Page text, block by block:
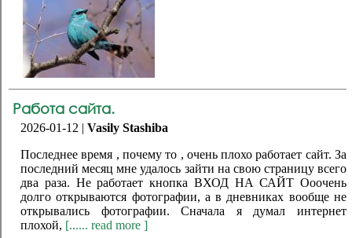
Работа сайта.
2026-01-12 | Vasily Stashiba
Последнее время , почему то , очень плохо работает сайт. За
последний месяц мне удалось зайти на свою страницу всего
два раза. Не работает кнопка ВХОД НА САЙТ Ооочень
долго открываются фотографии, а в дневниках вообще не
открывались фотографии. Сначала я думал интернет
плохой, [...... read more ]